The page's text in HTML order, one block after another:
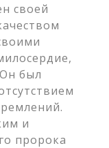
своей
был
и
пророка